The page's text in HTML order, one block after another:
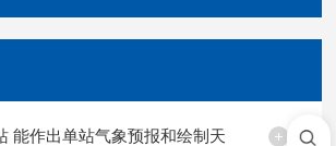
能作出单站气象预报和绘制天